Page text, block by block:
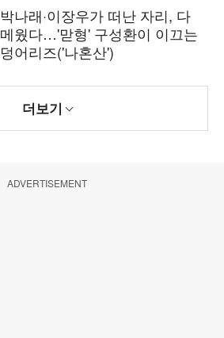
박나래·이장우가 떠난 자리, 다
메웠다…'맏형' 구성환이 이끄는
덩어리즈('나혼산')
더보기
ADVERTISEMENT